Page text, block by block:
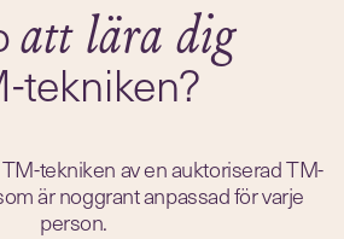
tekniken?
tekniken av en auktoriserad TM-
är noggrant anpassad för varje
person.